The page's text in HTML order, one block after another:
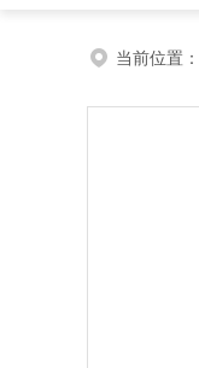
当前位置：